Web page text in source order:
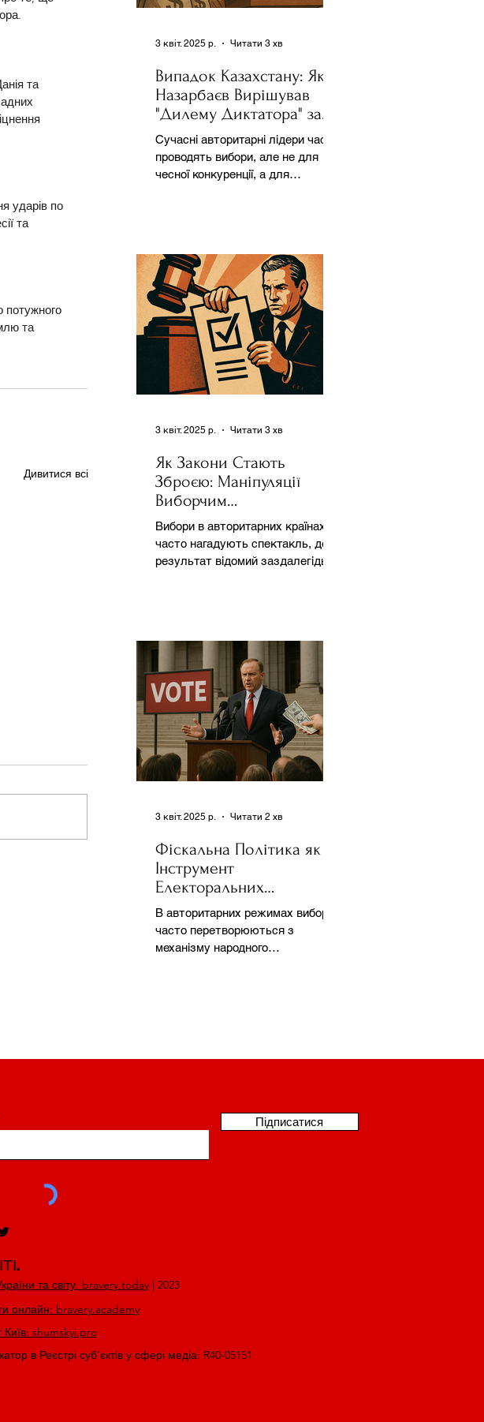
та
ударів по
та
потужного
та
Дивитися всі
Випадок Казахстану: Як
Назарбаєв Вирішував
"Дилему Диктатора" за
Допомогою Ресурсів та
Партії
Сучасні авторитарні лідери часто
проводять вибори, але не для
чесної конкуренції, а для
3 квіт. 2025 р. Читати 3 хв
Як Закони Стають
Зброєю: Маніпуляції
Виборчим
Законодавством в
Автократіях
Вибори в авторитарних країнах
часто нагадують спектакль, де
результат відомий заздалегідь.
3 квіт. 2025 р. Читати 3 хв
Фіскальна Політика як
Інструмент
Електоральних
Маніпуляцій в
Автократіях
В авторитарних режимах вибори
часто перетворюються з
механізму народного
3 квіт. 2025 р. Читати 2 хв
Підписатися
та світу: bravery.today| 2023
онлайн: bravery.academy
Київ: shumskyi.pro
в Реєстрі суб’єктів у сфері медіа: R40-05151